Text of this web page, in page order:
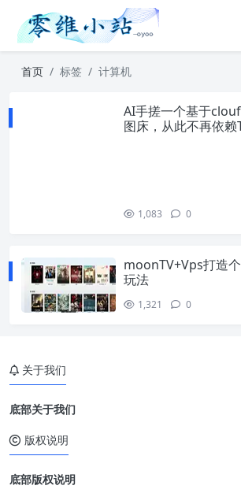
首页 标签 计算机
AI手搓一个基于
图床，从此不再依赖
1,083 0
moonTV+Vps打造
玩法
1,321 0
关于我们
底部关于我们
版权说明
底部版权说明